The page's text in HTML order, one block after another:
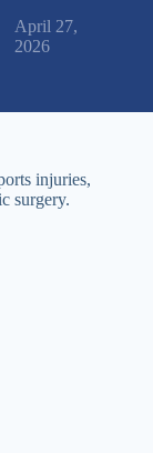
April 27,
2026
injuries,
surgery.